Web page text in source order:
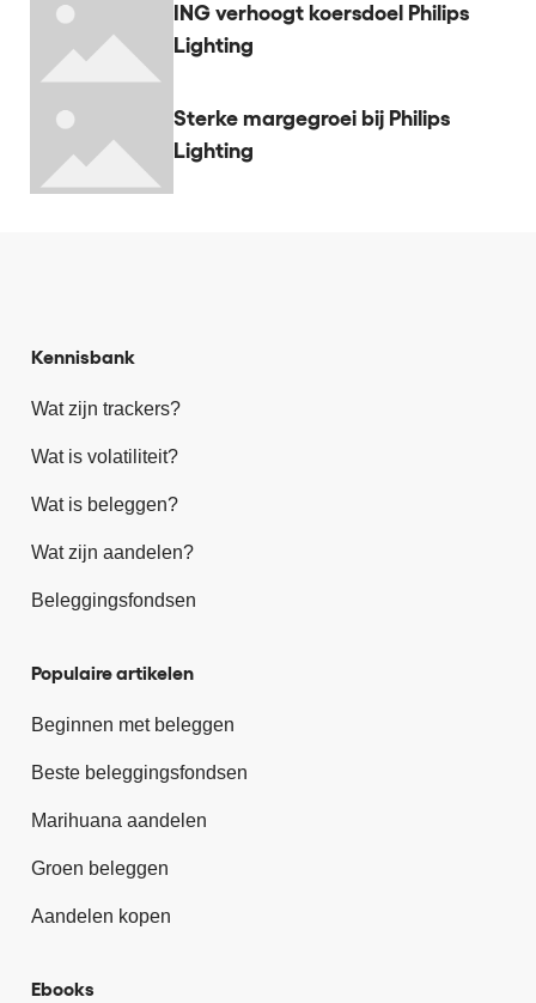
ING verhoogt koersdoel Philips
Lighting
Sterke margegroei bij Philips
Lighting
Kennisbank
Wat zijn trackers?
Wat is volatiliteit?
Wat is beleggen?
Wat zijn aandelen?
Beleggingsfondsen
Populaire artikelen
Beginnen met beleggen
Beste beleggingsfondsen
Marihuana aandelen
Groen beleggen
Aandelen kopen
Ebooks